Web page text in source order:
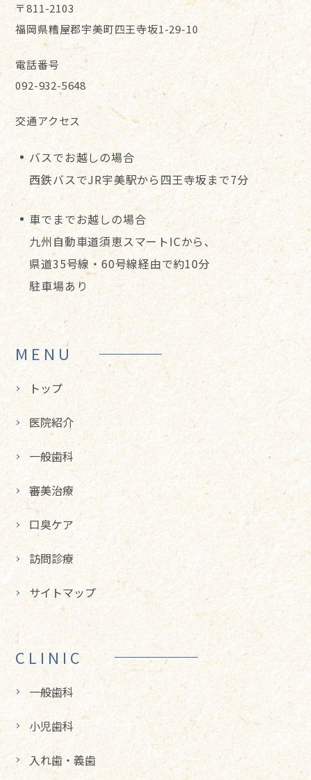
〒811-2103
福岡県糟屋郡宇美町四王寺坂1-29-10
電話番号
092-932-5648
交通アクセス
バスでお越しの場合
西鉄バスでJR宇美駅から四王寺坂まで7分
車でまでお越しの場合
九州自動車道須恵スマートICから、
県道35号線・60号線経由で約10分
駐車場あり
MENU
トップ
医院紹介
一般歯科
審美治療
口臭ケア
訪問診療
サイトマップ
CLINIC
一般歯科
小児歯科
入れ歯・義歯